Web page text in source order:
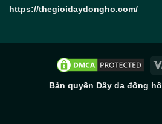
https://thegioidaydongho.com/
Bản quyền Dây da đồng hồ